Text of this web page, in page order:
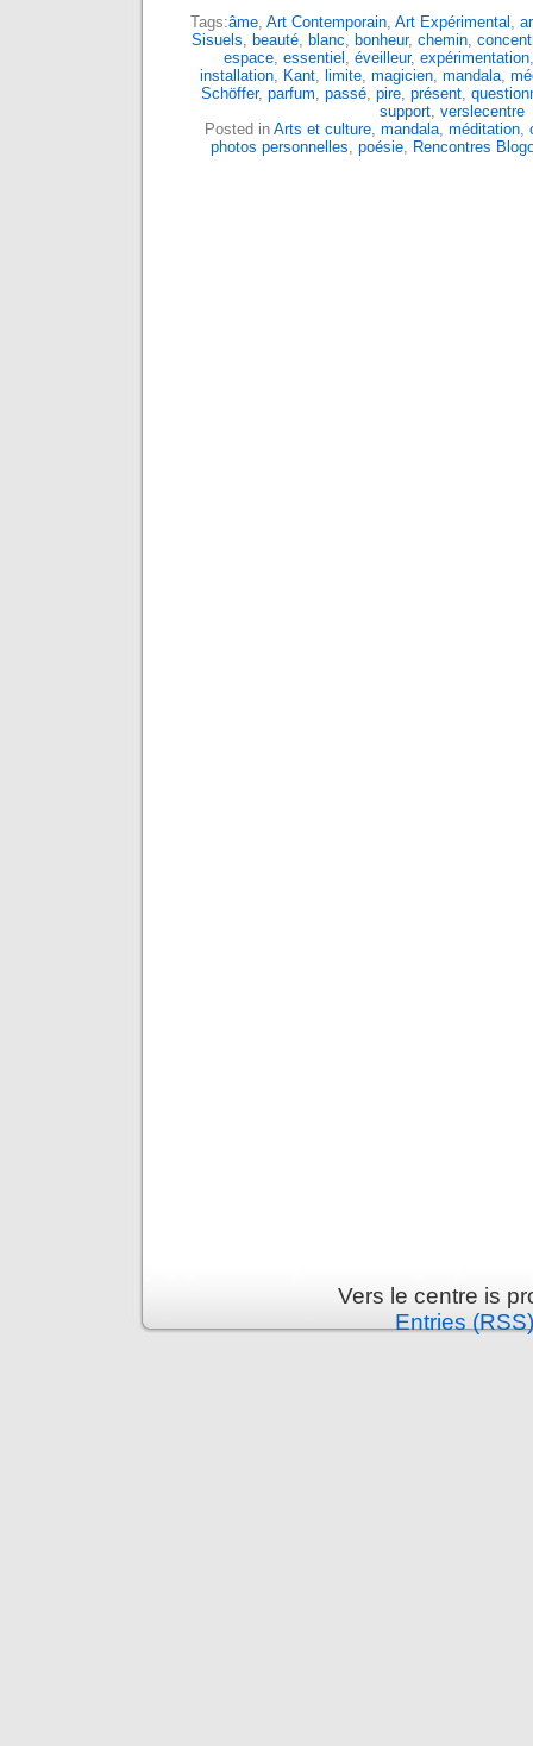
Tags:âme, Art Contemporain, Art Expérimental ,
Sisuels, beauté, blanc, bonheur, chemin,
espace, essentiel , éveilleur, expérimentation
installation, Kant, limite, magicien, mandala,
Schöffer, parfum, passé, pire, présent,
support, verslecentre
Posted in Arts et culture, mandala, méditation,
photos personnelles, poésie, Rencontres
Vers le centre is
Entries (RSS)